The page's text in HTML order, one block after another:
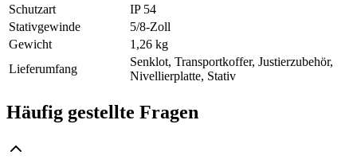
Schutzart
IP 54
Stativgewinde
5/8-Zoll
Gewicht
1,26 kg
Lieferumfang
Senklot, Transportkoffer, Justierzubehör,
Nivellierplatte, Stativ
Häufig gestellte Fragen